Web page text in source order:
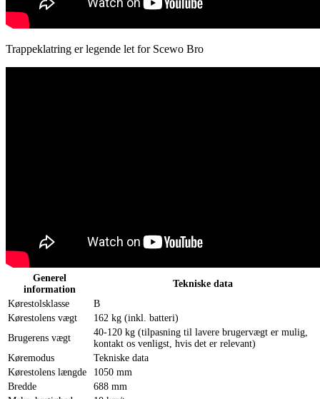
Trappeklatring er legende let for Scewo Bro
Generel
information
Tekniske data
Kørestolsklasse
B
Kørestolens vægt
162 kg (inkl. batteri)
Brugerens vægt
40-120 kg (tilpasning til lavere brugervægt er mulig,
kontakt os venligst, hvis det er relevant)
Køremodus
Tekniske data
Kørestolens længde
1050 mm
Bredde
688 mm